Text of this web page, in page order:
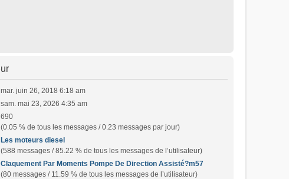
mar. juin 26, 2018 6:18 am
sam. mai 23, 2026 4:35 am
690
(0.05 % de tous les messages / 0.23 messages par jour)
Les moteurs diesel
(588 messages / 85.22 % de tous les messages de l’utilisateur)
Claquement Par Moments Pompe De Direction Assisté?m57
(80 messages / 11.59 % de tous les messages de l’utilisateur)